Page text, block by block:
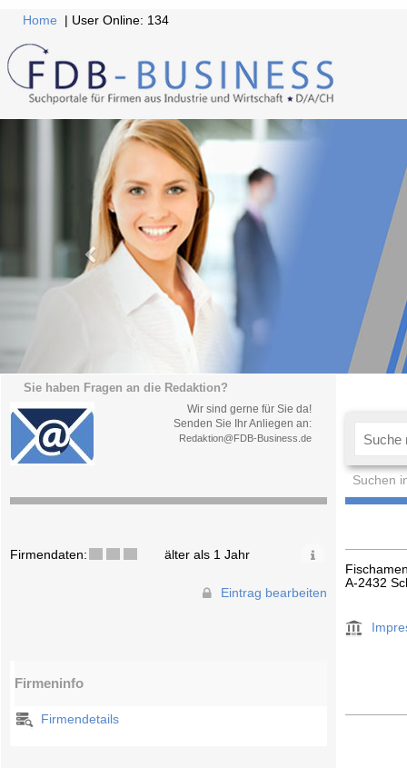
Home | User Online: 134
Sie haben Fragen an die Redaktion?
Wir sind gerne für Sie da!
Senden Sie Ihr Anliegen an:
Redaktion@FDB-Business.de
Suchen
Firmendaten: älter als 1 Jahr
Eintrag bearbeiten
Firmeninfo
Firmendetails
A-2432